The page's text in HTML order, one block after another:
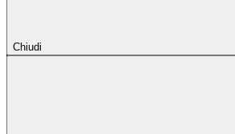
Chiudi